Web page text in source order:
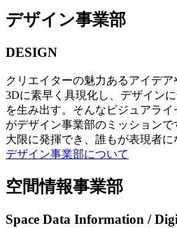
デザイン事業部
DESIGN
クリエイターの魅力あるアイデ
3Dに素早く具現化し、デザイン
を生み出す。そんなビジュアラ
がデザイン事業部のミッション
大限に発揮でき、誰もが表現者に
デザイン事業部について
空間情報事業部
Space Data Information /